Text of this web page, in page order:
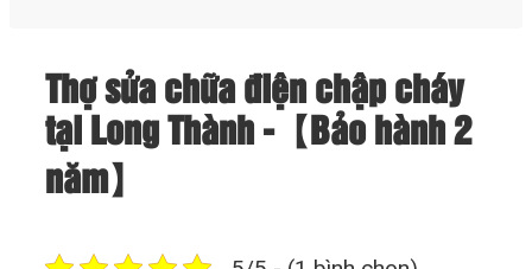
Thợ sửa chữa điện chập cháy
tại Long Thành -【Bảo hành 2
năm】